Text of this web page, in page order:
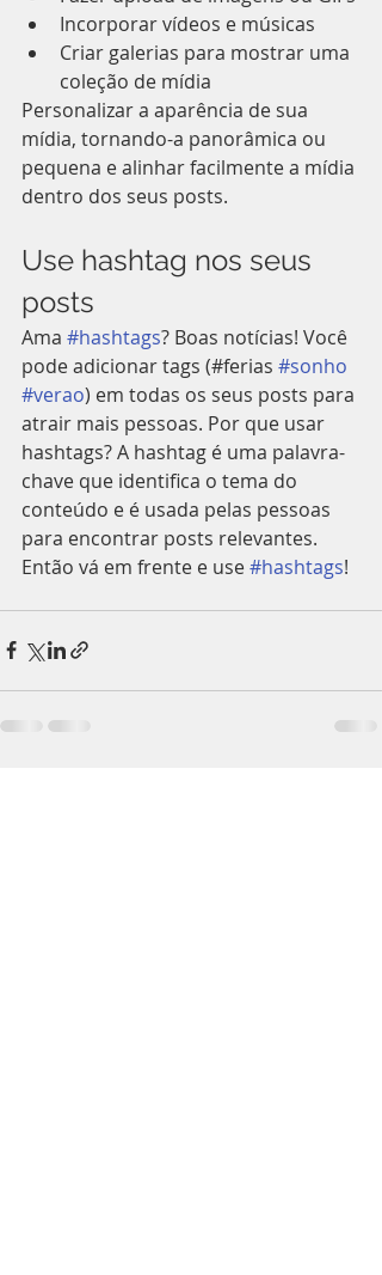
Incorporar vídeos e músicas
Criar galerias para mostrar uma
coleção de mídia
Personalizar a aparência de sua
mídia, tornando-a panorâmica ou
pequena e alinhar facilmente a mídia
dentro dos seus posts.
Use hashtag nos seus
posts
Ama #hashtags? Boas notícias! Você
pode adicionar tags (#ferias #sonho
#verao) em todas os seus posts para
atrair mais pessoas. Por que usar
hashtags? A hashtag é uma palavra-
chave que identifica o tema do
conteúdo e é usada pelas pessoas
para encontrar posts relevantes.
Então vá em frente e use #hashtags!